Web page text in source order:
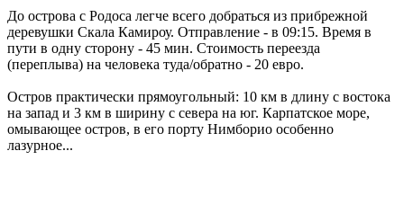
До острова с Родоса легче всего добраться из прибрежной
деревушки Скала Камироу. Отправление - в 09:15. Время в
пути в одну сторону - 45 мин. Стоимость переезда
(переплыва) на человека туда/обратно - 20 евро.
Остров практически прямоугольный: 10 км в длину с востока
на запад и 3 км в ширину с севера на юг. Карпатское море,
омывающее остров, в его порту Нимборио особенно
лазурное...